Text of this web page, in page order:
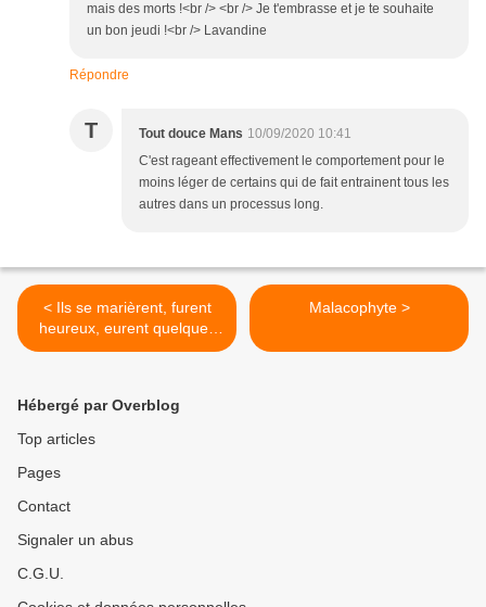
mais des morts !<br /> <br /> Je t'embrasse et je te souhaite
un bon jeudi !<br /> Lavandine
Répondre
T Tout douce Mans 10/09/2020 10:41
C'est rageant effectivement le comportement pour le
moins léger de certains qui de fait entrainent tous les
autres dans un processus long.
< Ils se marièrent, furent
heureux, eurent quelques
enfants
Malacophyte >
Hébergé par Overblog
Top articles
Pages
Contact
Signaler un abus
C.G.U.